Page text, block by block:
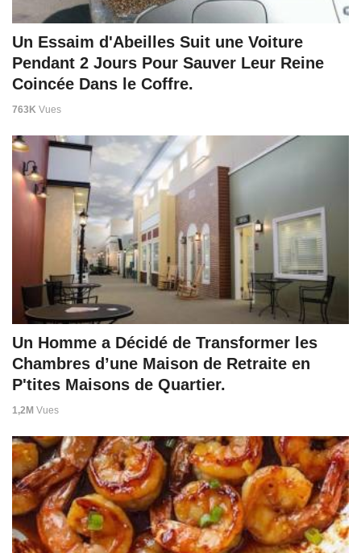
Un Essaim d'Abeilles Suit une Voiture
Pendant 2 Jours Pour Sauver Leur Reine
Coincée Dans le Coffre.
763K Vues
Un Homme a Décidé de Transformer les
Chambres d’une Maison de Retraite en
P'tites Maisons de Quartier.
1,2M Vues